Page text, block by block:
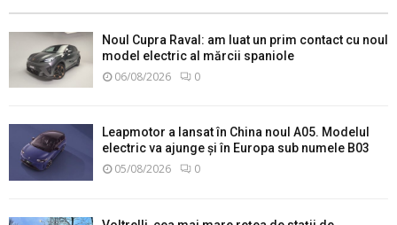
Noul Cupra Raval: am luat un prim contact cu noul
model electric al mărcii spaniole
06/08/2026 0
Leapmotor a lansat în China noul A05. Modelul
electric va ajunge și în Europa sub numele B03
05/08/2026 0